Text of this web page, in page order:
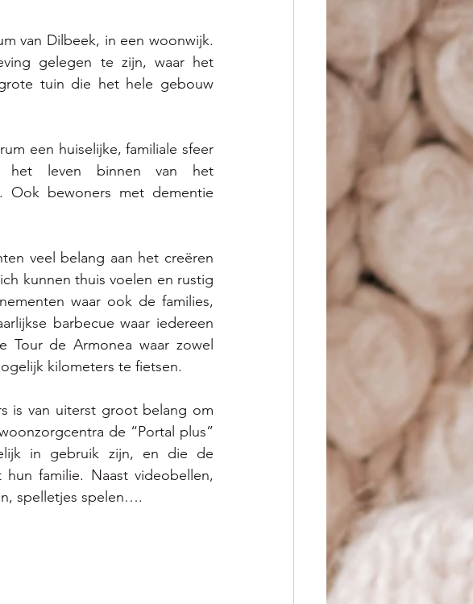
van Dilbeek, in een woonwijk.
gelegen te zijn, waar het
tuin die het hele gebouw
een huiselijke, familiale sfeer
het leven binnen van het
Ook bewoners met dementie
veel belang aan het creëren
kunnen thuis voelen en rustig
waar ook de families,
barbecue waar iedereen
Tour de Armonea waar zowel
kilometers te fietsen.
is van uiterst groot belang om
de “Portal plus”
in gebruik zijn, en die de
familie. Naast videobellen,
spelletjes spelen….